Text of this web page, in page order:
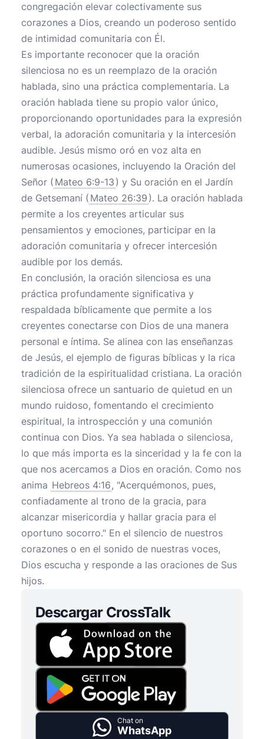
congregación elevar colectivamente sus
corazones a Dios, creando un poderoso sentido
de intimidad comunitaria con Él.
Es importante reconocer que la oración
silenciosa no es un reemplazo de la oración
hablada, sino una práctica complementaria. La
oración hablada tiene su propio valor único,
proporcionando oportunidades para la expresión
verbal, la adoración comunitaria y la intercesión
audible. Jesús mismo oró en voz alta en
numerosas ocasiones, incluyendo la Oración del
Señor ( Mateo 6:9-13 ) y Su oración en el Jardín
de Getsemaní ( Mateo 26:39 ). La oración hablada
permite a los creyentes articular sus
pensamientos y emociones, participar en la
adoración comunitaria y ofrecer intercesión
audible por los demás.
En conclusión, la oración silenciosa es una
práctica profundamente significativa y
respaldada bíblicamente que permite a los
creyentes conectarse con Dios de una manera
personal e íntima. Se alinea con las enseñanzas
de Jesús, el ejemplo de figuras bíblicas y la rica
tradición de la espiritualidad cristiana. La oración
silenciosa ofrece un santuario de quietud en un
mundo ruidoso, fomentando el crecimiento
espiritual, la introspección y una comunión
continua con Dios. Ya sea hablada o silenciosa,
lo que más importa es la sinceridad y la fe con la
que nos acercamos a Dios en oración. Como nos
anima Hebreos 4:16, "Acerquémonos, pues,
confiadamente al trono de la gracia, para
alcanzar misericordia y hallar gracia para el
oportuno socorro." En el silencio de nuestros
corazones o en el sonido de nuestras voces,
Dios escucha y responde a las oraciones de Sus
hijos.
Descargar CrossTalk
Chat on
WhatsApp